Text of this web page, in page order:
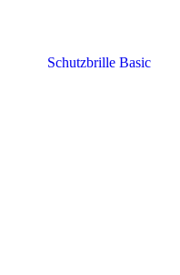
Schutzbrille Basic